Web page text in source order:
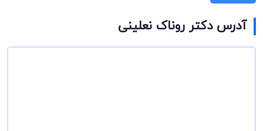
آدرس دکتر روناک نعلینی